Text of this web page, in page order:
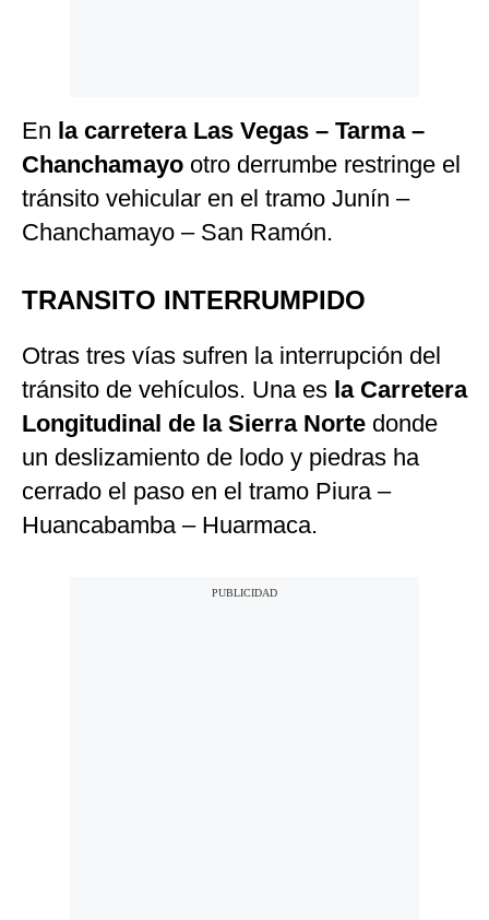
En la carretera Las Vegas – Tarma –
Chanchamayo otro derrumbe restringe el
tránsito vehicular en el tramo Junín –
Chanchamayo – San Ramón.
TRANSITO INTERRUMPIDO
Otras tres vías sufren la interrupción del
tránsito de vehículos. Una es la Carretera
Longitudinal de la Sierra Norte donde
un deslizamiento de lodo y piedras ha
cerrado el paso en el tramo Piura –
Huancabamba – Huarmaca.